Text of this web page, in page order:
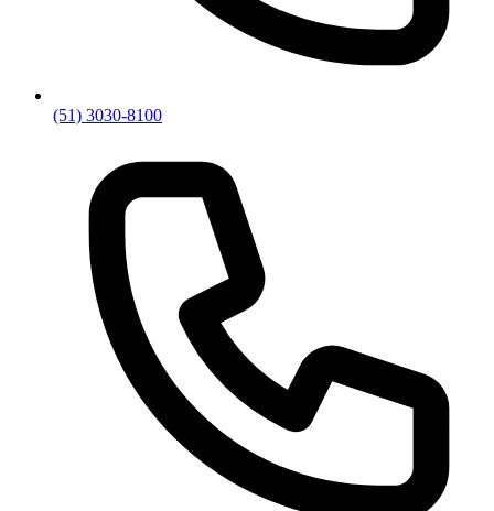
(51) 3030-8100